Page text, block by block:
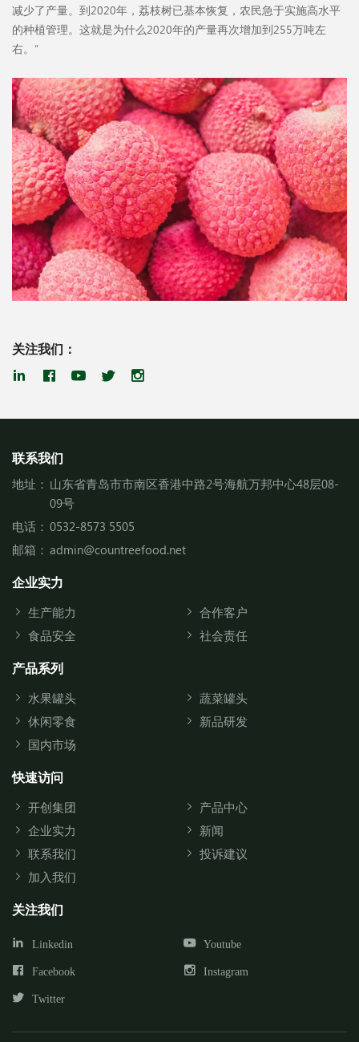
减少了产量。到2020年，荔枝树已基本恢复，农民急于实施高水平
的种植管理。这就是为什么2020年的产量再次增加到255万吨左
右。”
关注我们：
联系我们
地址： 山东省青岛市市南区香港中路2号海航万邦中心48层08-
09号
电话： 0532-8573 5505
邮箱： admin@countreefood.net
企业实力
生产能力
合作客户
食品安全
社会责任
产品系列
水果罐头
蔬菜罐头
休闲零食
新品研发
国内市场
快速访问
开创集团
产品中心
企业实力
新闻
联系我们
投诉建议
加入我们
关注我们
Linkedin Youtube
Facebook Instagram
Twitter